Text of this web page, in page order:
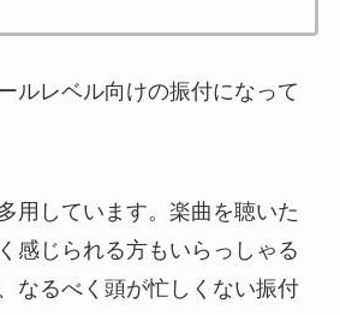
ルレベル向けの振付になって
用しています。楽曲を聴いた
感じられる方もいらっしゃる
なるべく頭が忙しくない振付